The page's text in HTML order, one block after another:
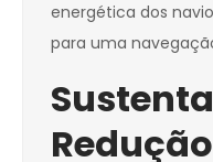
energética dos
para uma